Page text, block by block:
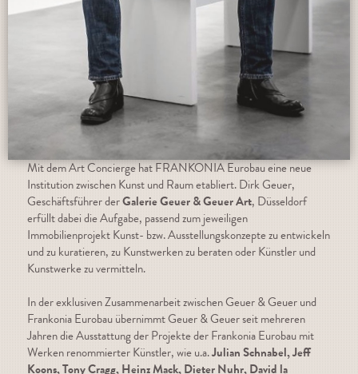
Mit dem Art Concierge hat FRANKONIA Eurobau eine neue
Institution zwischen Kunst und Raum etabliert. Dirk Geuer,
Geschäftsführer derGalerie Geuer & Geuer Art, Düsseldorf
erfüllt dabei die Aufgabe, passend zum jeweiligen
Immobilienprojekt Kunst- bzw. Ausstellungskonzepte zu entwickeln
und zu kuratieren, zu Kunstwerken zu beraten oder Künstler und
Kunstwerke zu vermitteln.
In der exklusiven Zusammenarbeit zwischen Geuer & Geuer und
Frankonia Eurobau übernimmt Geuer & Geuer seit mehreren
Jahren die Ausstattung der Projekte der Frankonia Eurobau mit
Werken renommierter Künstler, wie u.a.Julian Schnabel, Jeff
Koons, Tony Cragg, Heinz Mack, Dieter Nuhr, David la